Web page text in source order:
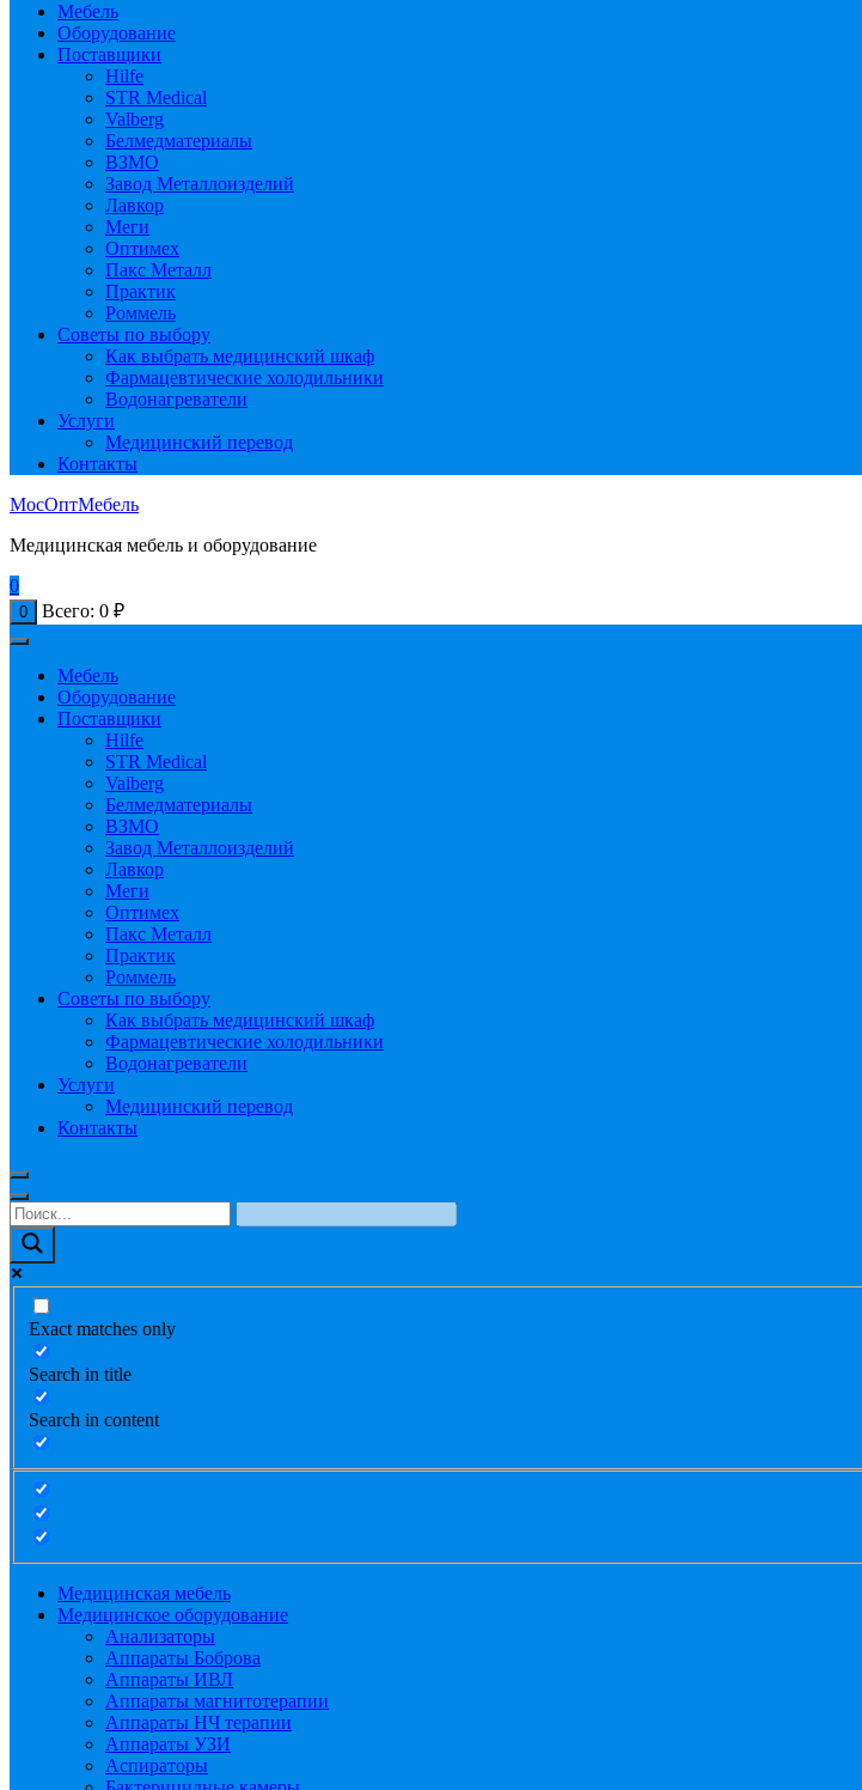
Мебель
Оборудование
Поставщики
Hilfe
STR Medical
Valberg
Белмедматериалы
ВЗМО
Завод Металлоизделий
Лавкор
Меги
Оптимех
Пакс Металл
Практик
Роммель
Советы по выбору
Как выбрать медицинский шкаф
Фармацевтические холодильники
Водонагреватели
Услуги
Медицинский перевод
Контакты
МосОптМебель
Медицинская мебель и оборудование
0
0 Всего: 0 ₽
Мебель
Оборудование
Поставщики
Hilfe
STR Medical
Valberg
Белмедматериалы
ВЗМО
Завод Металлоизделий
Лавкор
Меги
Оптимех
Пакс Металл
Практик
Роммель
Советы по выбору
Как выбрать медицинский шкаф
Фармацевтические холодильники
Водонагреватели
Услуги
Медицинский перевод
Контакты
Exact matches only
Search in title
Search in content
Медицинская мебель
Медицинское оборудование
Анализаторы
Аппараты Боброва
Аппараты ИВЛ
Аппараты магнитотерапии
Аппараты НЧ терапии
Аппараты УЗИ
Аспираторы